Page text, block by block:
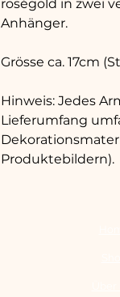
roségold in zwei
Anhänger.
Grösse ca. 17cm
Hinweis: Jedes
Lieferumfang
Produktebildern).